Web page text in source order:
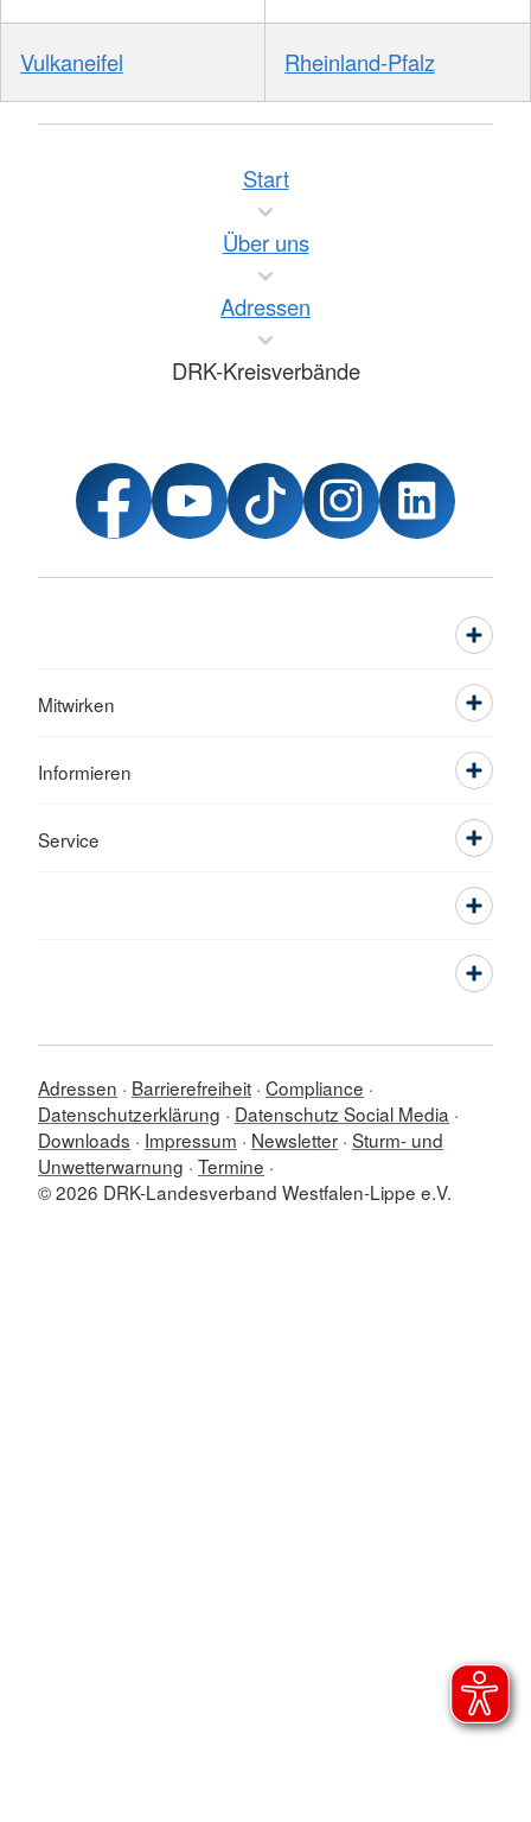
Vulkaneifel Rheinland-Pfalz
Start
Über uns
Adressen
DRK-Kreisverbände
Mitwirken
Informieren
Service
Adressen Barrierefreiheit Compliance
Datenschutzerklärung
Datenschutz Social Media
Downloads
Impressum Newsletter Sturm- und
Unwetterwarnung Termine
© 2026 DRK-Landesverband Westfalen-Lippe e.V.